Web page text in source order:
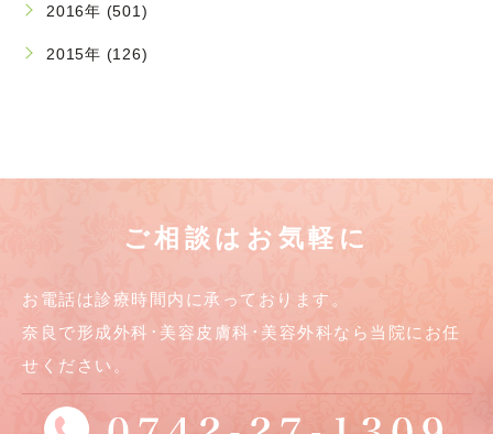
2016年 (501)
2015年 (126)
ご相談はお気軽に
お電話は診療時間内に承っております。
奈良で形成外科･美容皮膚科･美容外科なら当院にお任
せください。